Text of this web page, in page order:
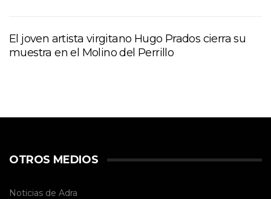
El joven artista virgitano Hugo Prados cierra su
muestra en el Molino del Perrillo
OTROS MEDIOS
Noticias de Adra